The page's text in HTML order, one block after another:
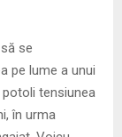
se
pe lume a unui
tensiunea
în urma